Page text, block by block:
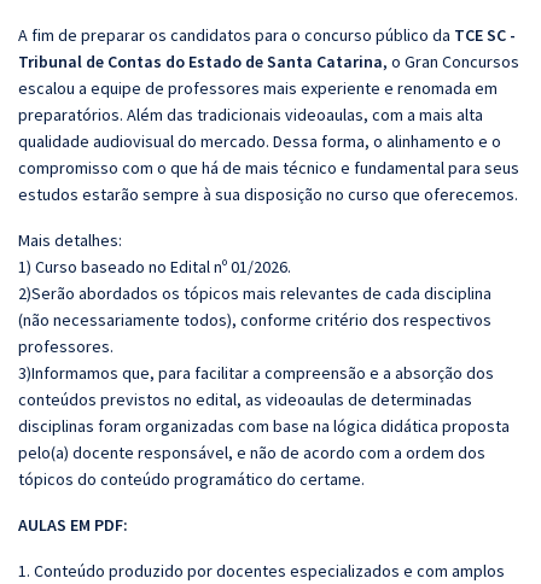
A fim de preparar os candidatos para o concurso público da TCE SC -
Tribunal de Contas do Estado de Santa Catarina, o Gran Concursos
escalou a equipe de professores mais experiente e renomada em
preparatórios. Além das tradicionais videoaulas, com a mais alta
qualidade audiovisual do mercado. Dessa forma, o alinhamento e o
compromisso com o que há de mais técnico e fundamental para seus
estudos estarão sempre à sua disposição no curso que oferecemos.
Mais detalhes:
1) Curso baseado no Edital nº 01/2026.
2)Serão abordados os tópicos mais relevantes de cada disciplina
(não necessariamente todos), conforme critério dos respectivos
professores.
3)Informamos que, para facilitar a compreensão e a absorção dos
conteúdos previstos no edital, as videoaulas de determinadas
disciplinas foram organizadas com base na lógica didática proposta
pelo(a) docente responsável, e não de acordo com a ordem dos
tópicos do conteúdo programático do certame.
AULAS EM PDF:
1. Conteúdo produzido por docentes especializados e com amplos